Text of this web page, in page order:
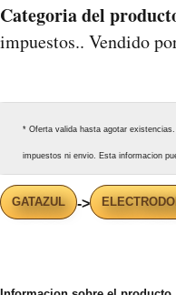
Categoria del
impuestos.. Vendido
* Oferta valida hasta agotar
impuestos ni envio. Esta informacion
GATAZUL ->